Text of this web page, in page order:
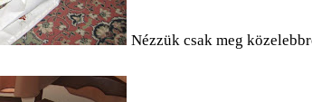
Nézzük csak meg